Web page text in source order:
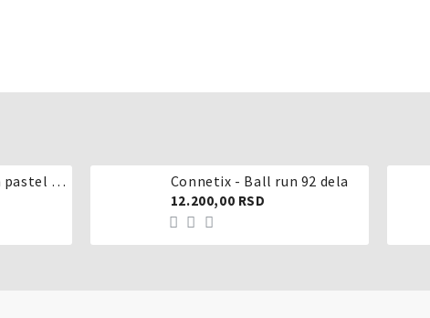
Connetix - Ball run pastel 106 delova Connetix - Ball run 92 dela
12.200,00 RSD